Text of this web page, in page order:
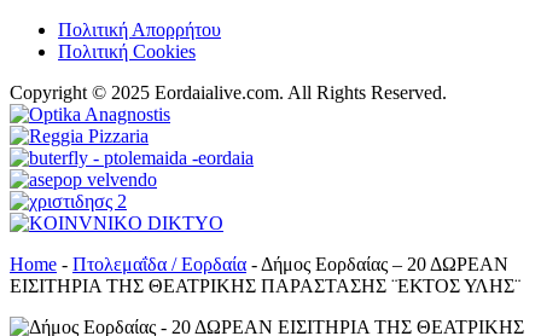
Πολιτική Απορρήτου
Πολιτική Cookies
Copyright © 2025 Eordaialive.com. All Rights Reserved.
Home - Πτολεμαΐδα / Εορδαία - Δήμος Εορδαίας – 20 ΔΩΡΕΑΝ
ΕΙΣΙΤΗΡΙΑ ΤΗΣ ΘΕΑΤΡΙΚΗΣ ΠΑΡΑΣΤΑΣΗΣ ¨ΕΚΤΟΣ ΥΛΗΣ¨